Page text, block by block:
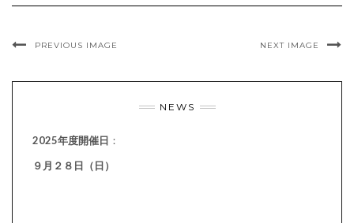
PREVIOUS IMAGE NEXT IMAGE
NEWS
2025年度開催日 ：
９月２８日（日）